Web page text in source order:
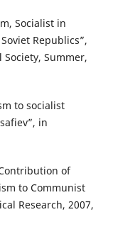
Socialist in
Republics”,
Summer,
to socialist
in
of
to Communist
Research, 2007,